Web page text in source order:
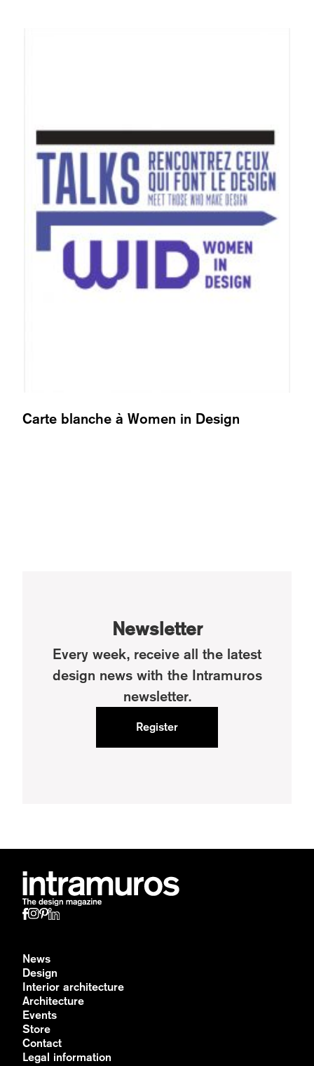
Carte blanche à Women in Design
Newsletter
Every week, receive all the latest
design news with the Intramuros
newsletter.
Register
News
Design
Interior architecture
Architecture
Events
Store
Contact
Legal information